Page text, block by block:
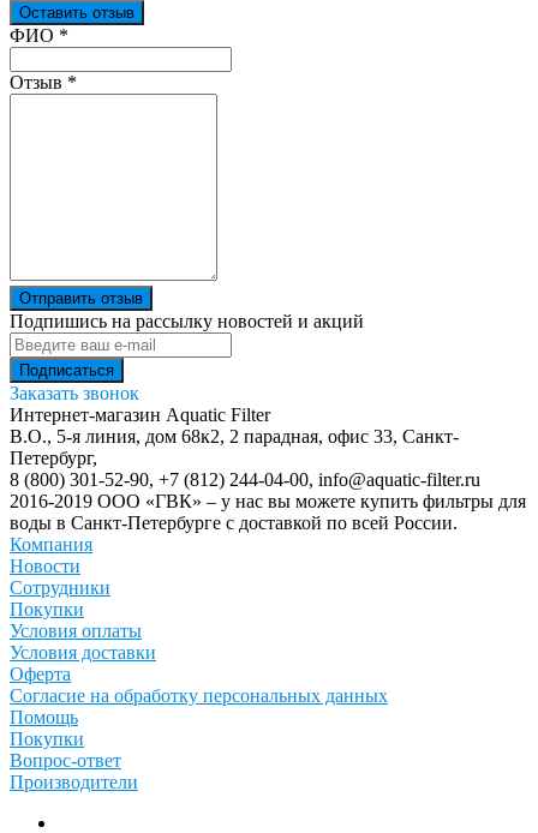
Оставить отзыв
Ваш отзыв был отправлен!
ФИО *
Отзыв *
Отправить отзыв
Подпишись на рассылку новостей и акций
Заказать звонок
Интернет-магазин Aquatic Filter
В.О., 5-я линия, дом 68к2, 2 парадная, офис 33, Санкт-
Петербург,
8 (800) 301-52-90, +7 (812) 244-04-00, info@aquatic-filter.ru
2016-2019 ООО «ГВК» – у нас вы можете купить фильтры для
воды в Санкт-Петербурге с доставкой по всей России.
Компания
Новости
Сотрудники
Покупки
Условия оплаты
Условия доставки
Оферта
Согласие на обработку персональных данных
Помощь
Покупки
Вопрос-ответ
Производители